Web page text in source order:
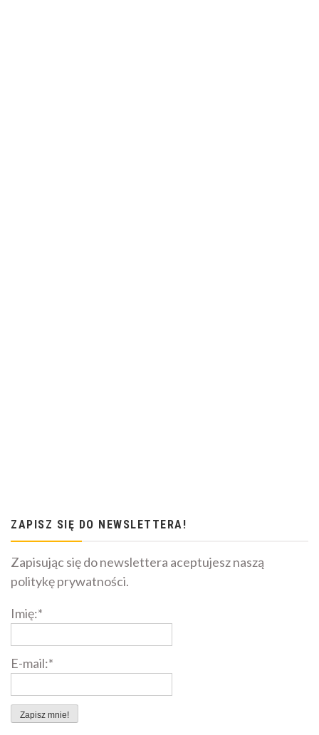
ZAPISZ SIĘ DO NEWSLETTERA!
Zapisując się do newslettera aceptujesz naszą
politykę prywatności.
Imię:*
E-mail:*